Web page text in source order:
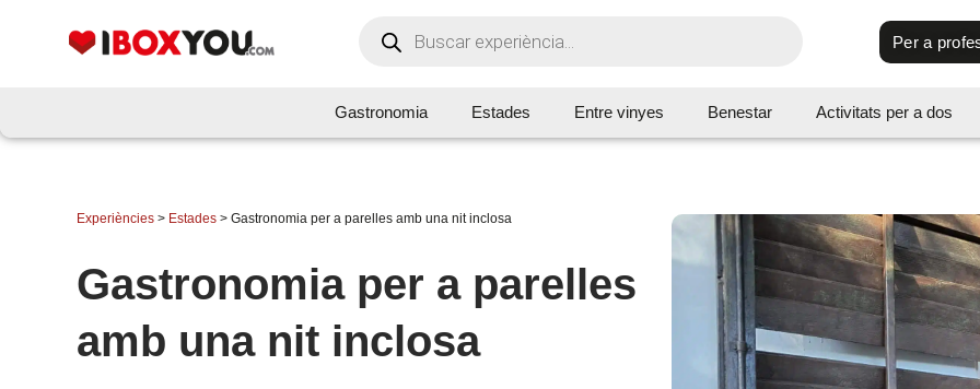
Per a
Gastronomia Estades Entre vinyes Benestar Activitats per a dos
Experiències > Estades > Gastronomia per a parelles amb una nit inclosa
Gastronomia per a parelles
amb una nit inclosa